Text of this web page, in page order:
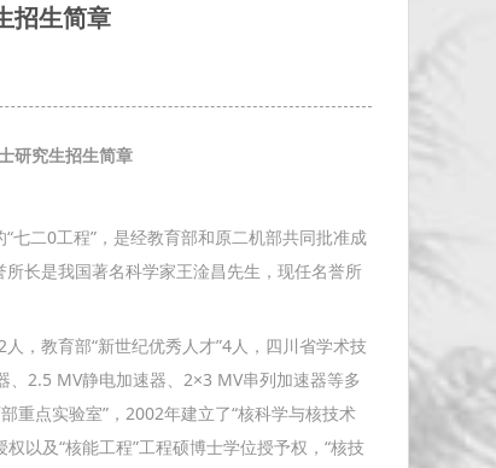
招生简章
研究生招生简章
二0工程”，是经教育部和原二机部共同批准成
长是我国著名科学家王淦昌先生，现任名誉所
教育部“新世纪优秀人才”4人，四川省学术技
、2.5 MV静电加速器、2×3 MV串列加速器等多
重点实验室”，2002年建立了“核科学与核技术
以及“核能工程”工程硕博士学位授予权，“核技